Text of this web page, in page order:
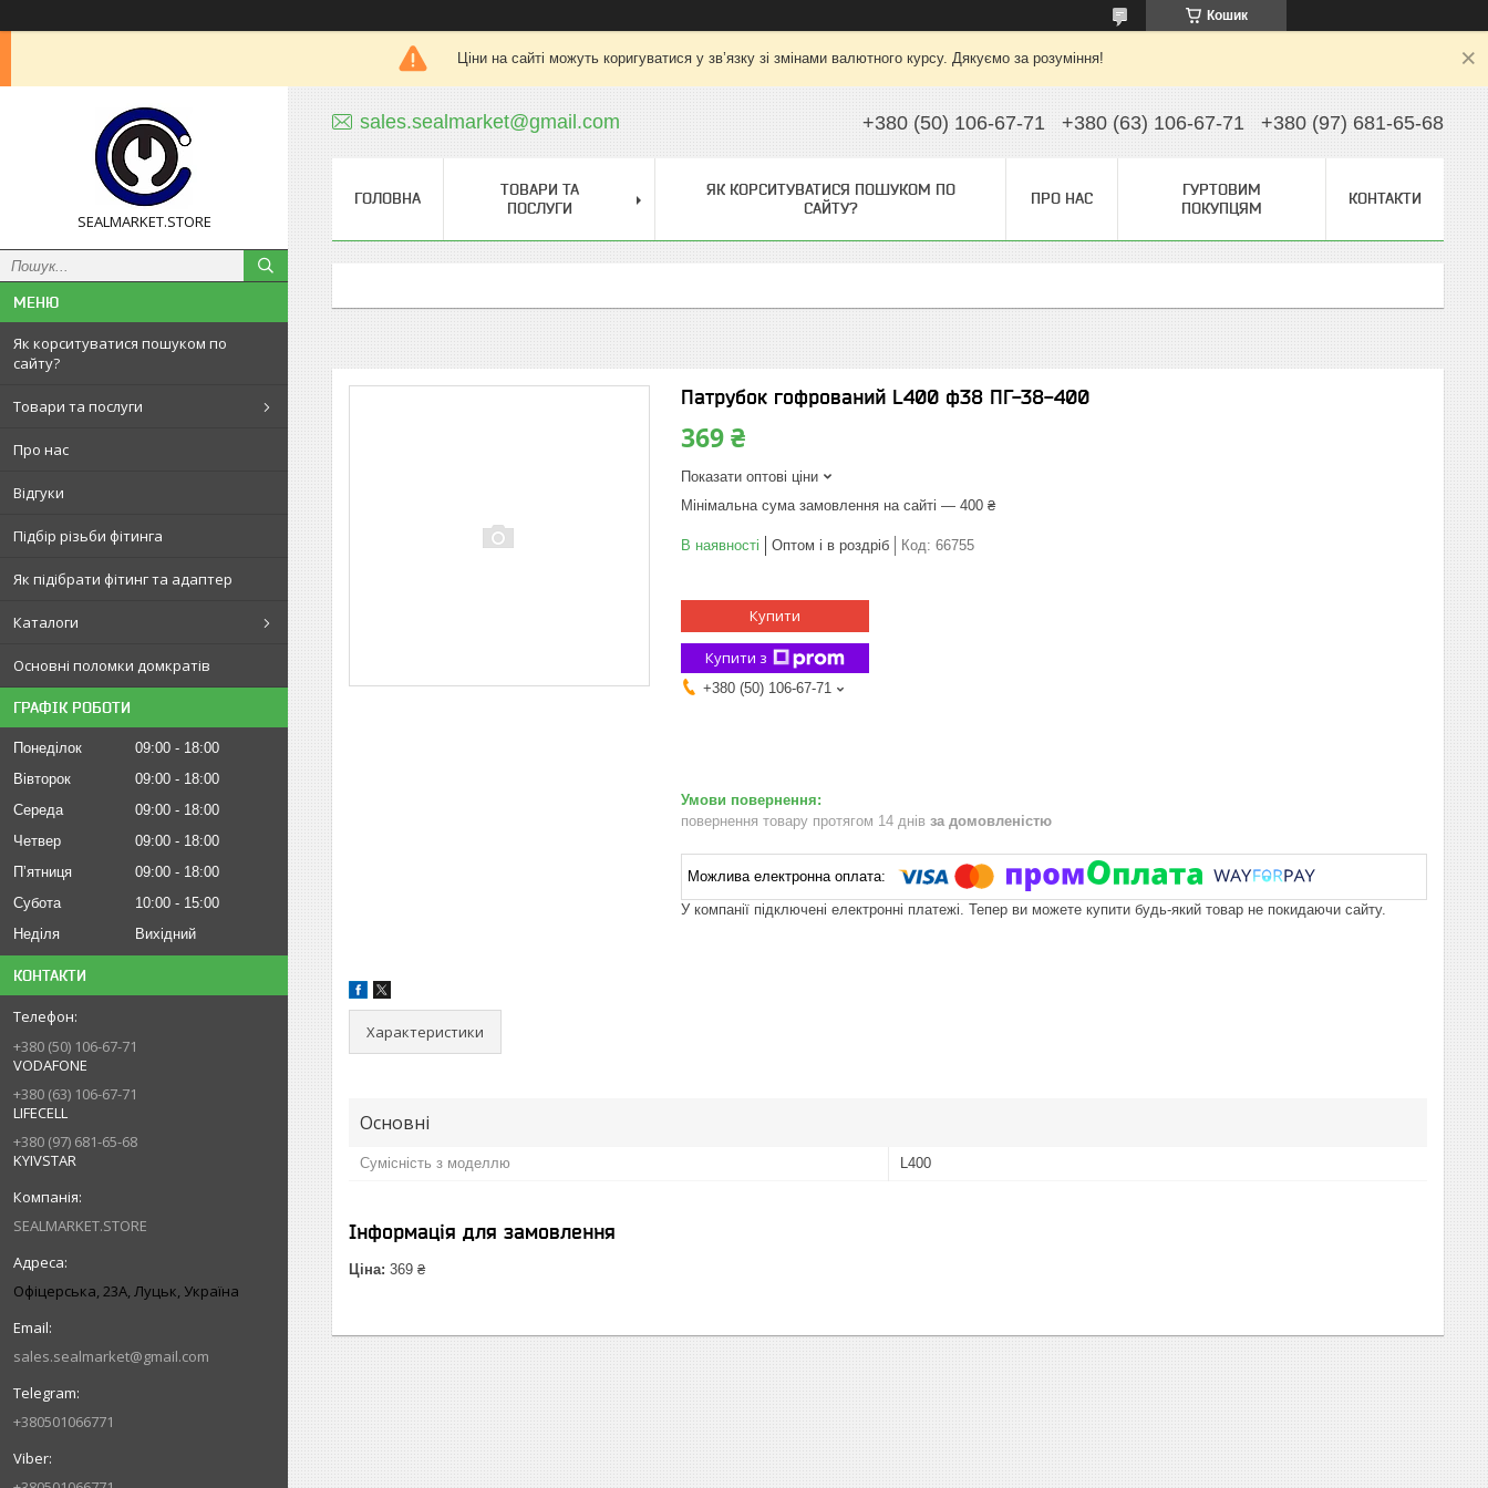
Кошик
Ціни на сайті можуть коригуватися у зв’язку зі змінами валютного курсу. Дякуємо за розуміння!
SEALMARKET.STORE
Як корситуватися пошуком по
сайту?
Товари та послуги
Про нас
Відгуки
Підбір різьби фітинга
Як підібрати фітинг та адаптер
Каталоги
Основні поломки домкратів
ГРАФІК РОБОТИ
Понеділок 09:00
18:00
Вівторок
09:00
18:00
Середа
09:00
18:00
Четвер
09:00
18:00
Пʼятниця
09:00
18:00
Субота
10:00
15:00
Неділя
Вихідний
КОНТАКТИ
+380 (50) 106-67-71
VODAFONE
+380 (63) 106-67-71
LIFECELL
+380 (97) 681-65-68
KYIVSTAR
SEALMARKET.STORE
Офіцерська, 23А, Луцьк, Україна
sales.sealmarket@gmail.com
+380501066771
sales.sealmarket@gmail.com +380 (50) 106-67-71 +380 (63) 106-67-71 +380 (97) 681-65-68
ГОЛОВНА
ТОВАРИ ТА
ПОСЛУГИ
ЯК КОРСИТУВАТИСЯ ПОШУКОМ ПО
САЙТУ?
ПРО НАС
ГУРТОВИМ
ПОКУПЦЯМ
КОНТАКТИ
Патрубок гофрований L400 ф38 ПГ-38-400
369 ₴
Показати оптові ціни
Мінімальна сума замовлення на сайті — 400 ₴
В наявності Оптом і в роздріб Код: 66755
Купити
Купити з
+380 (50) 106-67-71
повернення товару протягом 14 днів за домовленістю
У компанії підключені електронні платежі. Тепер ви можете купити будь-який товар не покидаючи сайту.
Характеристики
Основні
Сумісність з моделлю L400
Інформація для замовлення
Ціна: 369 ₴